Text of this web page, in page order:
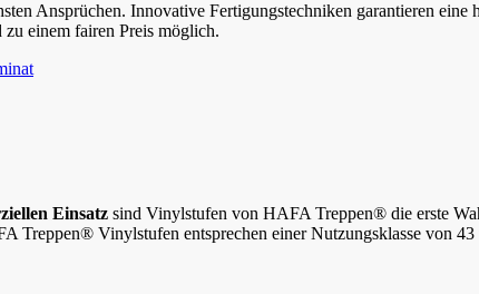
Ansprüchen. Innovative Fertigungstechniken garantieren eine
einem fairen Preis möglich.
Einsatz sind Vinylstufen von HAFA Treppen® die erste
Treppen® Vinylstufen entsprechen einer Nutzungsklasse von 43